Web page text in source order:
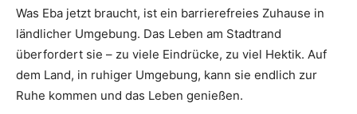
Was Eba jetzt braucht, ist ein barrierefreies Zuhause in
ländlicher Umgebung. Das Leben am Stadtrand
überfordert sie – zu viele Eindrücke, zu viel Hektik. Auf
dem Land, in ruhiger Umgebung, kann sie endlich zur
Ruhe kommen und das Leben genießen.